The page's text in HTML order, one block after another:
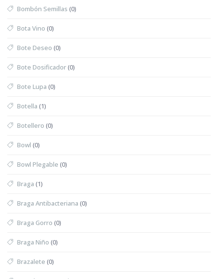
Bombón Semillas (0)
Bota Vino (0)
Bote Deseo (0)
Bote Dosificador(0)
Bote Lupa (0)
Botella (1)
Botellero (0)
Bowl (0)
Bowl Plegable (0)
Braga (1)
Braga Antibacteriana (0)
Braga Gorro (0)
Braga Niño (0)
Brazalete (0)